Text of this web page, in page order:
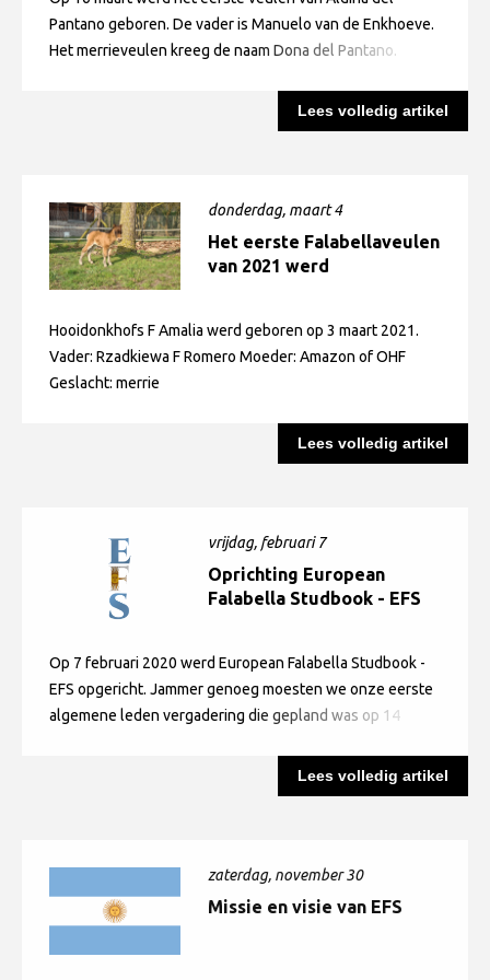
eisen als in de verordening. ACCF voldoet niet aan het
beschikken over voldoende fokdieren! EFS heeft juist en
open gehandeld naar de RVO en naar de EFS-leden. Het
verkrijgen. Hiervoor is het nodige ondernomen. En
natuurlijk kunnen ook andere landen waar voldoende
leden geïnteresseerd zijn aan het geografische gebied
land wordt toegevoegd, laat het ons dan weten. Dan
Pantano geboren. De vader is Manuelo van de Enkhoeve.
Het merrieveulen kreeg de naam Dona del Pantano.
Lees volledig artikel
donderdag, maart 4
Het eerste Falabellaveulen
van 2021 werd
Hooidonkhofs F Amalia werd geboren op 3 maart 2021.
Vader: Rzadkiewa F Romero Moeder: Amazon of OHF
Geslacht: merrie
Lees volledig artikel
vrijdag, februari 7
Oprichting European
Falabella Studbook - EFS
Op 7 februari 2020 werd European Falabella Studbook -
EFS opgericht. Jammer genoeg moesten we onze eerste
algemene leden vergadering die gepland was op 14
Lees volledig artikel
zaterdag, november 30
Missie en visie van EFS